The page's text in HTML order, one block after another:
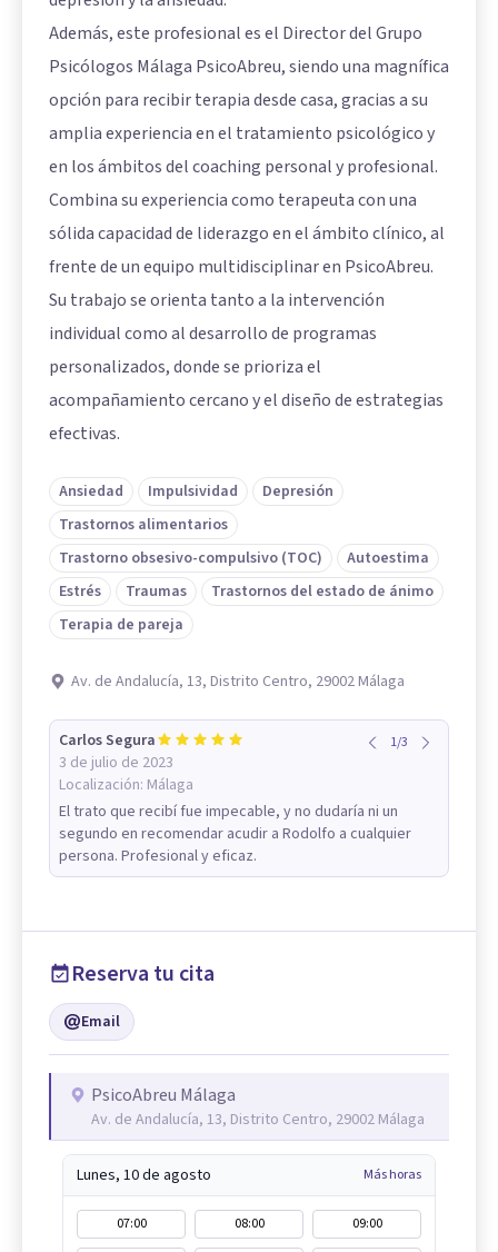
Además, este profesional es el Director del Grupo
Psicólogos Málaga PsicoAbreu, siendo una magnífica
opción para recibir terapia desde casa, gracias a su
amplia experiencia en el tratamiento psicológico y
en los ámbitos del coaching personal y profesional.
Combina su experiencia como terapeuta con una
sólida capacidad de liderazgo en el ámbito clínico, al
frente de un equipo multidisciplinar en PsicoAbreu.
Su trabajo se orienta tanto a la intervención
individual como al desarrollo de programas
personalizados, donde se prioriza el
acompañamiento cercano y el diseño de estrategias
efectivas.
Ansiedad Impulsividad
Depresión
Trastornos alimentarios
Trastorno obsesivo-compulsivo (TOC)
Autoestima
Estrés
Traumas
Trastornos del estado de ánimo
Terapia de pareja
Av. de Andalucía, 13, Distrito Centro, 29002 Málaga
Carlos Segura
3 de julio de 2023
Localización: Málaga
1/3
El trato que recibí fue impecable, y no dudaría ni un
segundo en recomendar acudir a Rodolfo a cualquier
persona. Profesional y eficaz.
Reserva tu cita
Email
PsicoAbreu Málaga
Av. de Andalucía, 13, Distrito Centro, 29002 Málaga
Lunes, 10 de agosto Más horas
07:00 08:00
09:00